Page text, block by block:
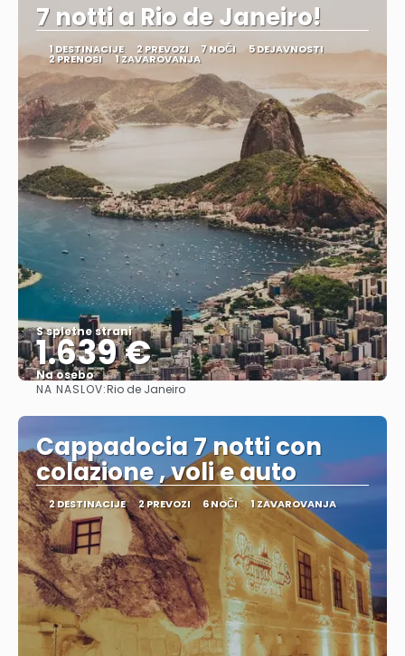
7 notti a Rio de Janeiro!
1 DESTINACIJE 2 PREVOZI 7 NOČI 5 DEJAVNOSTI
2 PRENOSI 1 ZAVAROVANJA
S spletne strani
1.639 €
Na osebo
NA NASLOV:Rio de Janeiro
Cappadocia 7 notti con
colazione , voli e auto
2 DESTINACIJE 2 PREVOZI 6 NOČI 1 ZAVAROVANJA